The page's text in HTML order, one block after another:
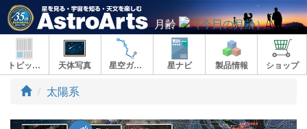
月齢
トピックス 天体写真 星空ガイド 星ナビ 製品情報 ショップ
ト
プ
太陽系